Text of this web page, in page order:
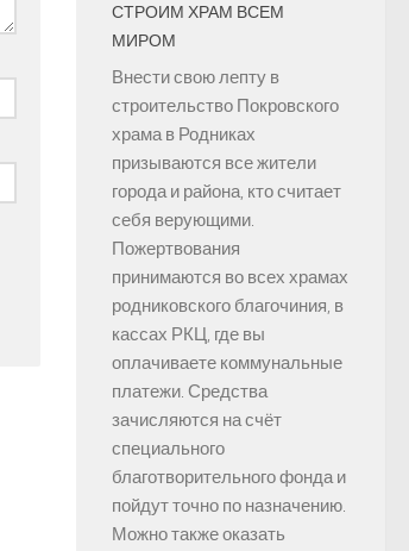
СТРОИМ ХРАМ ВСЕМ
МИРОМ
Внести свою лепту в
строительство Покровского
храма в Родниках
призываются все жители
города и района, кто считает
себя верующими.
Пожертвования
принимаются во всех храмах
родниковского благочиния, в
кассах РКЦ, где вы
оплачиваете коммунальные
платежи. Средства
зачисляются на счёт
специального
благотворительного фонда и
пойдут точно по назначению.
Можно также оказать